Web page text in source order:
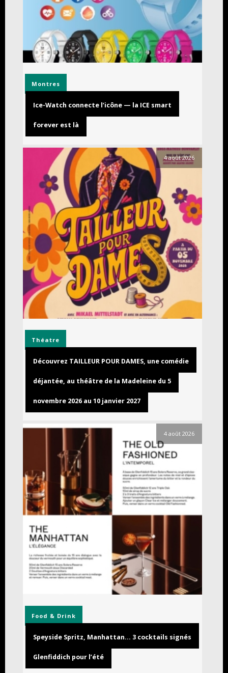
Montres
Ice-Watch connecte l’icône — la ICE smart
forever est là
4 août 2026
Théatre
Découvrez TAILLEUR POUR DAMES, une comédie
déjantée, au théâtre de la Madeleine du 5
novembre 2026 au 10 janvier 2027
4 août 2026
Food & Drink
Speyside Spritz, Manhattan… 3 cocktails signés
Glenfiddich pour l’été